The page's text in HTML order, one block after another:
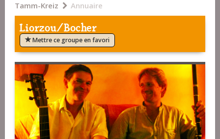
Tamm-Kreiz Annuaire
Liorzou/Bocher
Mettre ce groupe en favori